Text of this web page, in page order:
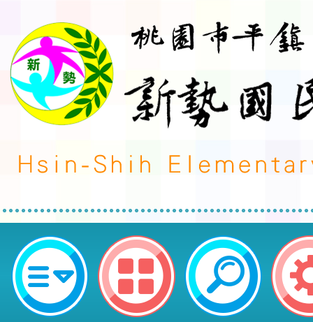
1130824一年級迎新活動之闖關活